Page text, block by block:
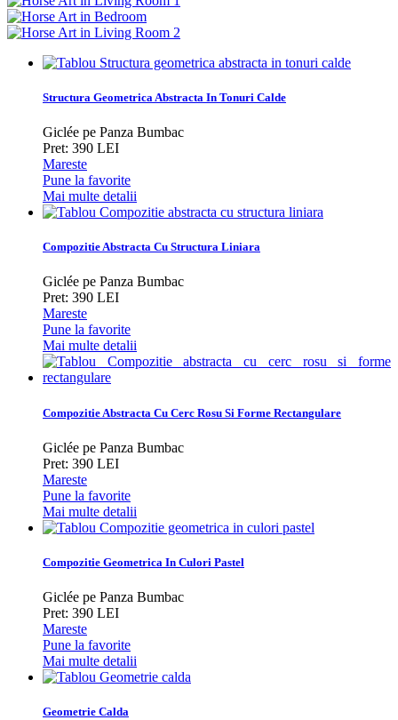
Structura Geometrica Abstracta In Tonuri Calde
Giclée pe Panza Bumbac
Pret: 390 LEI
Mareste
Pune la favorite
Mai multe detalii
Compozitie Abstracta Cu Structura Liniara
Giclée pe Panza Bumbac
Pret: 390 LEI
Mareste
Pune la favorite
Mai multe detalii
Compozitie Abstracta Cu Cerc Rosu Si Forme Rectangulare
Giclée pe Panza Bumbac
Pret: 390 LEI
Mareste
Pune la favorite
Mai multe detalii
Compozitie Geometrica In Culori Pastel
Giclée pe Panza Bumbac
Pret: 390 LEI
Mareste
Pune la favorite
Mai multe detalii
Geometrie Calda